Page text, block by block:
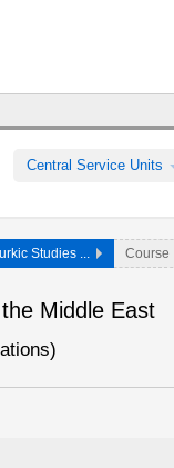
Central Service Units
Studies ... Course
Middle East